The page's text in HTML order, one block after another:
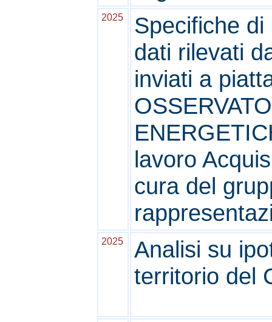
2025
Specifiche
dati rilevati
inviati a
lavoro
cura del
2025
Analisi su
territorio del